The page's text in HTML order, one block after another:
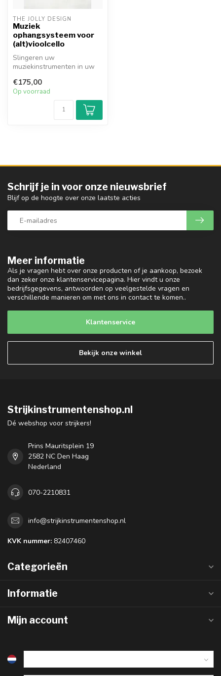
THE JOLLY DESIGN
Muziek
ophangsysteem voor
(alt)vioolcello
Slingeren uw
muziekinstrumenten in uw
de muur!
Lengte v...
€175,00
Op voorraad
Meer informatie
Als je vragen hebt over onze producten of je aankoop, bezoek
dan zeker onze klantenservicepagina. Hier vindt u onze
bedrijfsgegevens, antwoorden op veelgestelde vragen en
verschillende manieren om met ons in contact te komen..
Klantenservice
Bekijk onze winkel
Schrijf je in voor onze nieuwsbrief
Blijf op de hoogte over onze laatste acties
Strijkinstrumentenshop.nl
Dé webshop voor strijkers!
Prins Mauritsplein 19
2582 NC Den Haag
Nederland
070-2210831
info@strijkinstrumentenshop.nl
KVK nummer: 82407460
Categorieën
Informatie
Mijn account